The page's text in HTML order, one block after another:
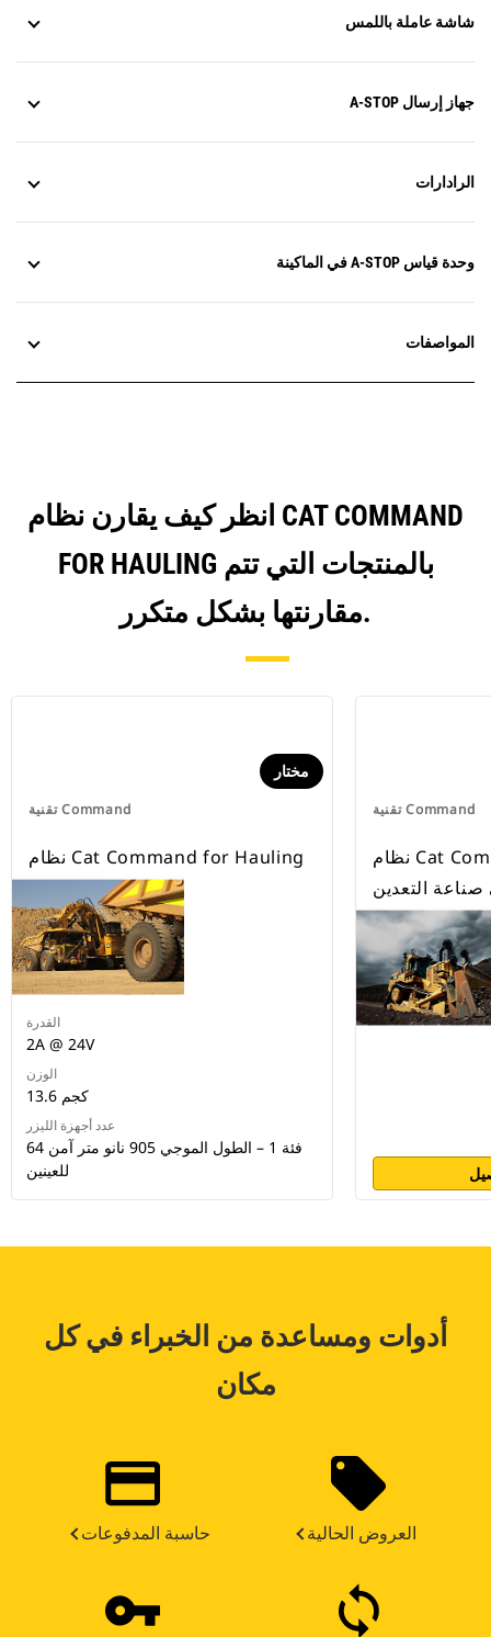
شاشة عاملة باللمس
جهاز إرسال A-STOP
الرادارات
وحدة قياس A-STOP في الماكينة
المواصفات
انظر كيف يقارن نظام CAT COMMAND
FOR HAULING بالمنتجات التي تتم
مقارنتها بشكل متكرر.
تقنية Command
مختار
نظام Cat Command for Hauling
القدرة
2A @ 24V
الوزن
13.6 كجم
عدد أجهزة الليزر
64 فئة 1 – الطول الموجي 905 نانو متر آمن
للعينين
تقنية Command
نظام Cat Command for Dozing
التعدين
أدوات ومساعدة من الخبراء في كل
مكان
حاسبة المدفوعات العروض الحالية